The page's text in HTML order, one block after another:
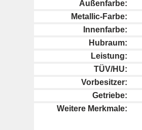
Außenfarbe:
Metallic-Farbe:
Innenfarbe:
Hubraum:
Leistung:
TÜV/HU:
Vorbesitzer:
Getriebe:
Weitere Merkmale: